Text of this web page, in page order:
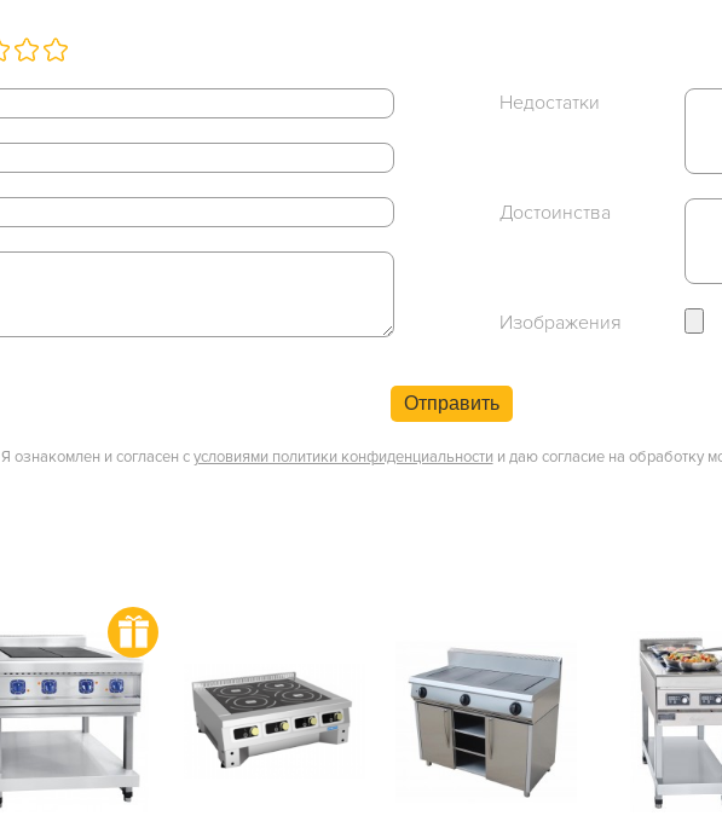
Недостатки
Достоинства
Изображения
Отправить
Я ознакомлен и согласен сусловиями политики конфиденциальности и даю согласие на обработку